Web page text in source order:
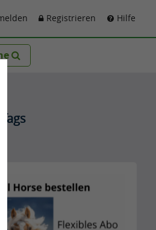
Hilfe
Registrieren